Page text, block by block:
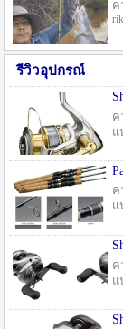
ค
รีวิวอุปกรณ์
ค
แ
ค
แ
ค
แ